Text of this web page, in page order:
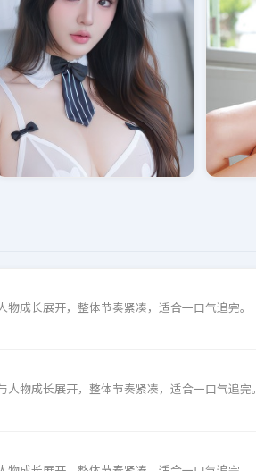
成长展开，整体节奏紧凑，适合一口气追完。
物成长展开，整体节奏紧凑，适合一口气追完。